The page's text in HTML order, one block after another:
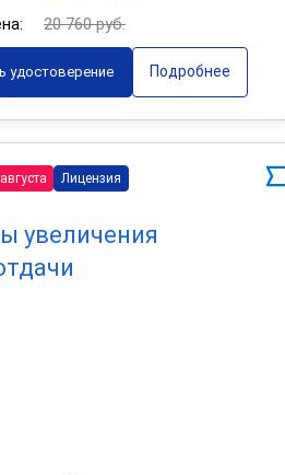
20 760 руб.
удостоверение Подробнее
Лицензия
увеличения